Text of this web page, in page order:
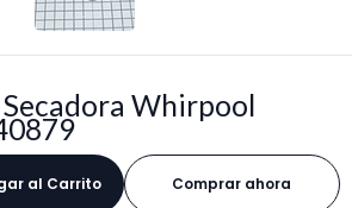
Secadora Whirpool
al Carrito Comprar ahora